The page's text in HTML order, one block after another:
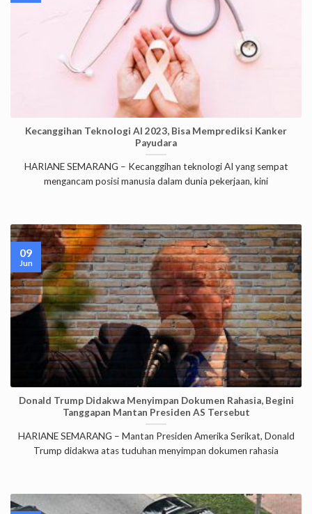
Kecanggihan Teknologi AI 2023, Bisa Memprediksi Kanker
Payudara
HARIANE SEMARANG – Kecanggihan teknologi AI yang sempat
mengancam posisi manusia dalam dunia pekerjaan, kini
Donald Trump Didakwa Menyimpan Dokumen Rahasia, Begini
Tanggapan Mantan Presiden AS Tersebut
HARIANE SEMARANG – Mantan Presiden Amerika Serikat, Donald
Trump didakwa atas tuduhan menyimpan dokumen rahasia
09
Jun